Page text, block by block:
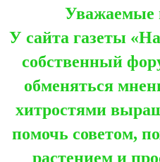
Уважаемые
У сайта газеты
собственный
обменяться
хитростями
помочь советом,
растением и